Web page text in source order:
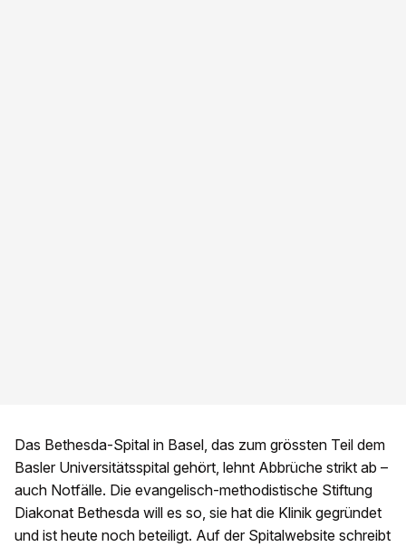
Das Bethesda-Spital in Basel, das zum grössten Teil dem
Basler Universitätsspital gehört, lehnt Abbrüche strikt ab –
auch Notfälle. Die evangelisch-methodistische Stiftung
Diakonat Bethesda will es so, sie hat die Klinik gegründet
und ist heute noch beteiligt. Auf der Spitalwebsite schreibt